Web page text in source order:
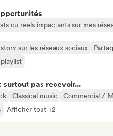
ou reels impactants sur mes
sur les réseaux sociaux
surtout pas recevoir...
Classical music Commercial /
Afficher tout +2